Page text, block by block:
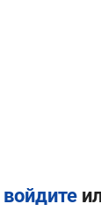
войдите